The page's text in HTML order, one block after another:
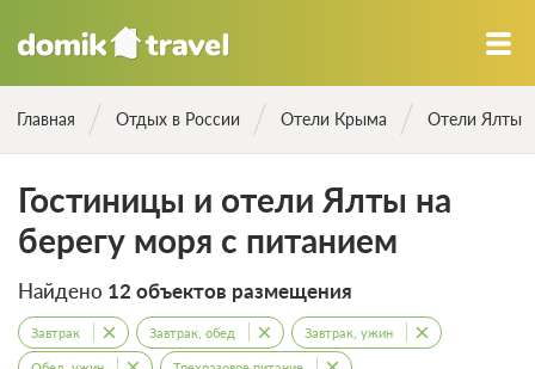
Главная Отдых в России Отели Крыма Отели Ялты
Гостиницы и отели Ялты на
берегу моря с питанием
Найдено 12 объектов размещения
Завтрак Завтрак, обед Завтрак, ужин